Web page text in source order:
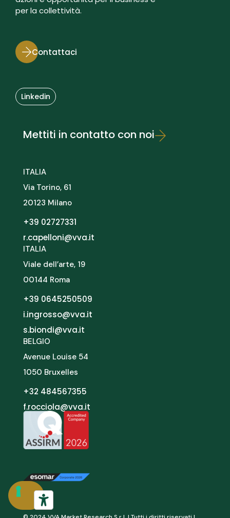
per la collettività.
Contattaci
Linkedin
Mettiti in contatto con noi
ITALIA
Via Torino, 61
20123 Milano
+39 02727331
r.capelloni@vva.it
ITALIA
Viale dell’arte, 19
00144 Roma
+39 0645250509
i.ingrosso@vva.it
s.biondi@vva.it
BELGIO
Avenue Louise 54
1050 Bruxelles
+32 484567355
f.rocciola@vva.it